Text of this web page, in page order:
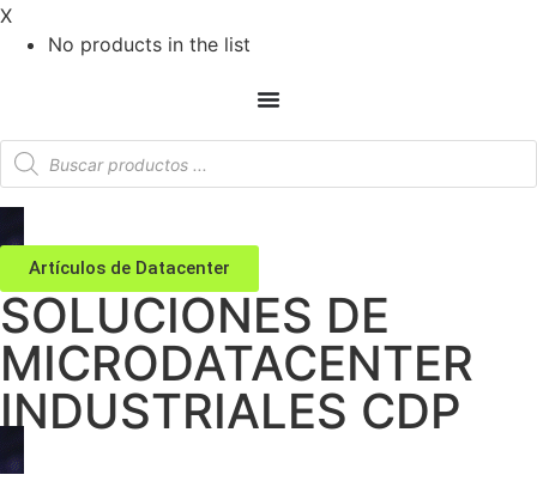
X
No products in the list
Artículos de Datacenter
SOLUCIONES DE
MICRODATACENTER
INDUSTRIALES CDP